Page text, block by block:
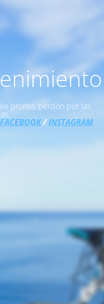
pronto, perdón por las
FACEBOOK/INSTAGRAM